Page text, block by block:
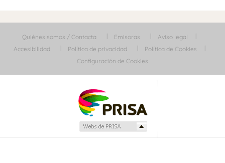
Quiénes somos / Contacta Emisoras
Aviso legal
Accesibilidad
Política de privacidad
Política de Cookies
Configuración de Cookies